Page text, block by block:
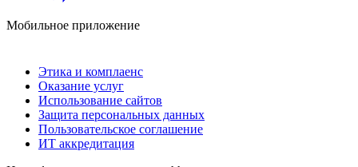
Мобильное приложение
Этика и комплаенс
Оказание услуг
Использование сайтов
Защита персональных данных
Пользовательское соглашение
ИТ аккредитация